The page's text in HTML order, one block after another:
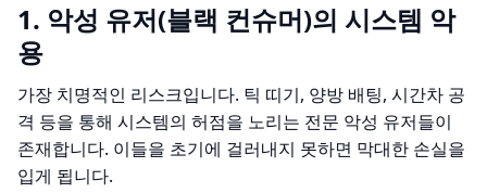
1. 악성 유저(블랙 컨슈머)의 시스템 악
용
가장 치명적인 리스크입니다. 틱 띠기, 양방 배팅, 시간차 공
격 등을 통해 시스템의 허점을 노리는 전문 악성 유저들이
존재합니다. 이들을 초기에 걸러내지 못하면 막대한 손실을
입게 됩니다.